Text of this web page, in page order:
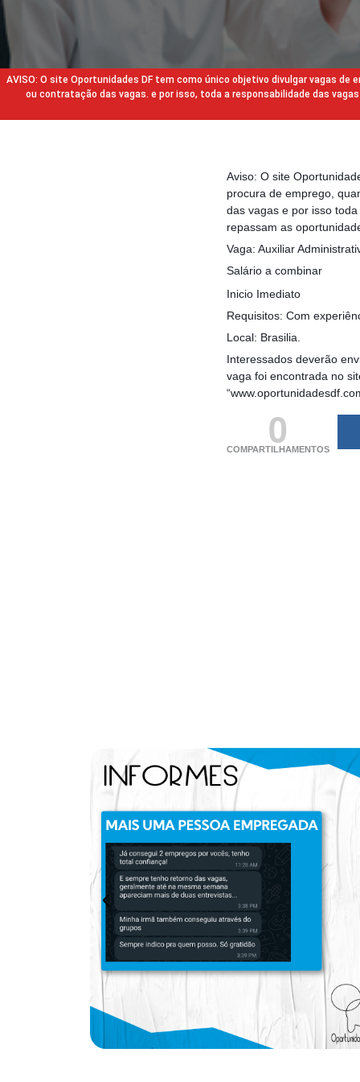
AVISO: O site Oportunidades DF tem como único objetivo divulgar vagas
ou contratação das vagas. e por isso, toda a responsabilidade das
Aviso: O site
procura de emprego,
das vagas e por isso
repassam as
Vaga: Auxiliar
Salário a combinar
Inicio Imediato
Requisitos: Com
Local: Brasilia.
Interessados deverão
vaga foi encontrada no
0
COMPARTILHAMENTOS